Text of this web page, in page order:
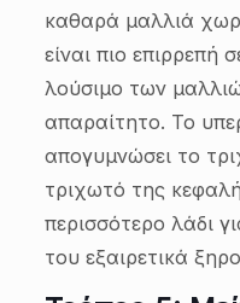
καθαρά μαλλιά
είναι πιο επιρρεπή
λούσιμο των
απαραίτητο. Το
απογυμνώσει το
τριχωτό της
περισσότερο λάδι
του εξαιρετικά